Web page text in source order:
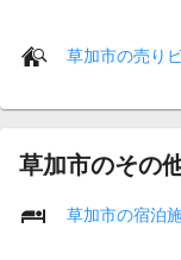
草加市の売り
草加市のその
草加市の宿泊